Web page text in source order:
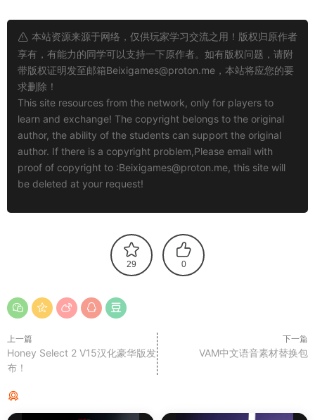
本站资源来源于网络，仅供玩家学习交流之用！版权归原作者
享有，有能力的同学可以支持一下原作者。如有版权问题，请附
带版权证明发至邮箱Beixigames@proton.me ，本站将应您的要
求删除！
This site resources from the network, only for players to
learn and exchange! The copyright belongs to the original
author, the ability of the students can support the original
author. If there is a copyright problem,Please email with
proof of copyright to :Beixigames@proton.me, this site will
be deleted at your request!
29 0
上一篇
Honey Select 2 V15汉化豪华版发
布！
下一篇
VAM中文语音素材替换包